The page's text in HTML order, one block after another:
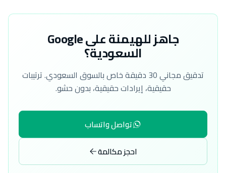
جاهز للهيمنة على Google
السعودية؟
تدقيق مجاني 30 دقيقة خاص بالسوق السعودي. ترتيبات
حقيقية، إيرادات حقيقية، بدون حشو.
تواصل واتساب
احجز مكالمة